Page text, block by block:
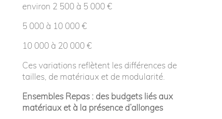
environ 2 500 à 5 000 €
5 000 à 10 000 €
10 000 à 20 000 €
Ces variations reflètent les différences de
tailles, de matériaux et de modularité.
Ensembles Repas : des budgets liés aux
matériaux et à la présence d’allonges